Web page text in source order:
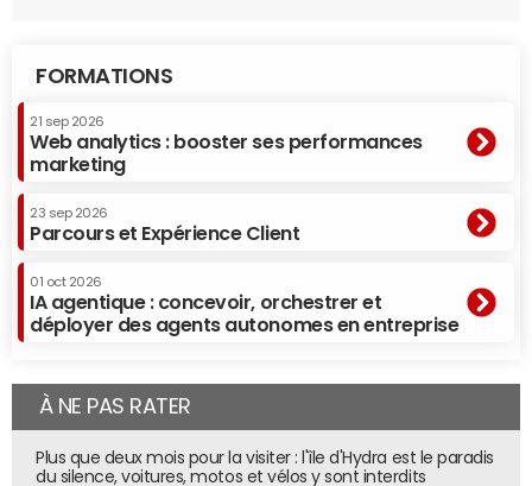
FORMATIONS
21 sep 2026
Web analytics : booster ses performances
marketing
23 sep 2026
Parcours et Expérience Client
01 oct 2026
IA agentique : concevoir, orchestrer et
déployer des agents autonomes en entreprise
À NE PAS RATER
Plus que deux mois pour la visiter : l'île d'Hydra est le paradis
du silence, voitures, motos et vélos y sont interdits